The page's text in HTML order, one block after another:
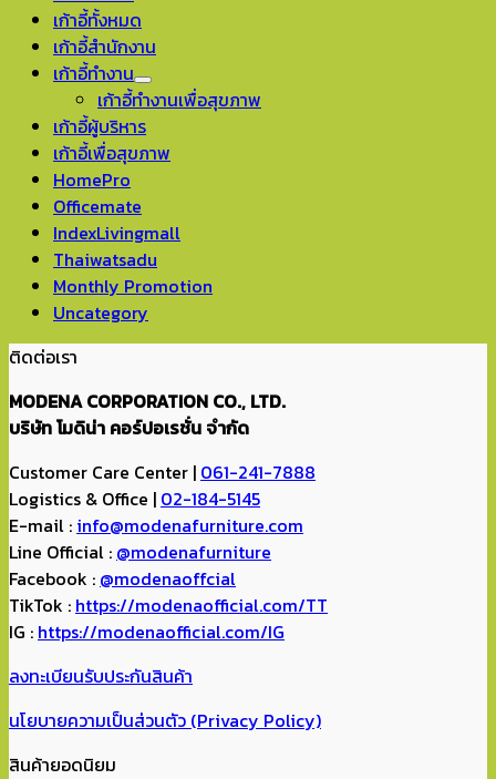
เก้าอี้ทั้งหมด
เก้าอี้สำนักงาน
เก้าอี้ทำงาน
เก้าอี้ทำงานเพื่อสุขภาพ
เก้าอี้ผู้บริหาร
เก้าอี้เพื่อสุขภาพ
HomePro
Officemate
IndexLivingmall
Thaiwatsadu
Monthly Promotion
Uncategory
ติดต่อเรา
MODENA CORPORATION CO., LTD.
บริษัท โมดิน่า คอร์ปอเรชั่น จำกัด
Customer Care Center | 061-241-7888
Logistics & Office | 02-184-5145
E-mail : info@modenafurniture.com
Line Official : @modenafurniture
Facebook : @modenaoffcial
TikTok : https://modenaofficial.com/TT
IG : https://modenaofficial.com/IG
ลงทะเบียนรับประกันสินค้า
นโยบายความเป็นส่วนตัว (Privacy Policy)
สินค้ายอดนิยม